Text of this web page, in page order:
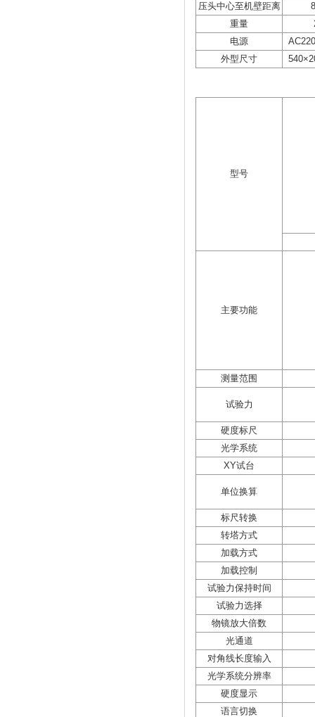
压头中心至机壁距离
重量
电源
外型尺寸
型号
主要功能
测量范围
试验力
硬度标尺
光学系统
XY试台
单位换算
标尺转换
转塔方式
加载方式
加载控制
试验力保持时间
试验力选择
物镜放大倍数
光通道
对角线长度输入
光学系统分辨率
硬度显示
语言切换